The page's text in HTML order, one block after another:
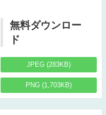
無料ダウンロー
ド
JPEG (283KB)
PNG (1,703KB)